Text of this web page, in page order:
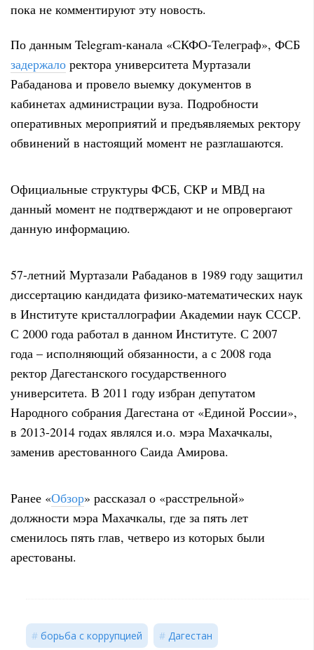
пока не комментируют эту новость.
По данным Telegram-канала «СКФО-Телеграф», ФСБ
задержало ректора университета Муртазали
Рабаданова и провело выемку документов в
кабинетах администрации вуза. Подробности
оперативных мероприятий и предъявляемых ректору
обвинений в настоящий момент не разглашаются.
Официальные структуры ФСБ, СКР и МВД на
данный момент не подтверждают и не опровергают
данную информацию.
57-летний Муртазали Рабаданов в 1989 году защитил
диссертацию кандидата физико-математических наук
в Институте кристаллографии Академии наук СССР.
С 2000 года работал в данном Институте. С 2007
года – исполняющий обязанности, а с 2008 года
ректор Дагестанского государственного
университета. В 2011 году избран депутатом
Народного собрания Дагестана от «Единой России»,
в 2013-2014 годах являлся и.о. мэра Махачкалы,
заменив арестованного Саида Амирова.
Ранее «Обзор» рассказал о «расстрельной»
должности мэра Махачкалы, где за пять лет
сменилось пять глав, четверо из которых были
арестованы.
борьба с коррупцией Дагестан